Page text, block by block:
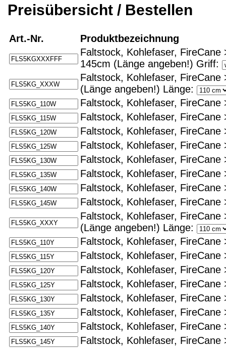
Preisübersicht / Bestellen
Art.-Nr.
Produktbezeichnung
Faltstock, Kohlefaser,
145cm (Länge angeben!) Griff:
Faltstock, Kohlefaser,
(Länge angeben!) Länge:
Faltstock, Kohlefaser,
Faltstock, Kohlefaser,
Faltstock, Kohlefaser,
Faltstock, Kohlefaser,
Faltstock, Kohlefaser,
Faltstock, Kohlefaser,
Faltstock, Kohlefaser,
Faltstock, Kohlefaser,
Faltstock, Kohlefaser,
(Länge angeben!) Länge:
Faltstock, Kohlefaser,
Faltstock, Kohlefaser,
Faltstock, Kohlefaser,
Faltstock, Kohlefaser,
Faltstock, Kohlefaser,
Faltstock, Kohlefaser,
Faltstock, Kohlefaser,
Faltstock, Kohlefaser,